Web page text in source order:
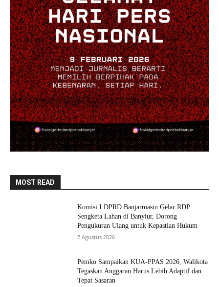
MOST READ
Komisi I DPRD Banjarmasin Gelar RDP
Sengketa Lahan di Banyiur, Dorong
Pengukuran Ulang untuk Kepastian Hukum
7 Agustus 2026
Pemko Sampaikan KUA-PPAS 2026, Walikota
Tegaskan Anggaran Harus Lebih Adaptif dan
Tepat Sasaran